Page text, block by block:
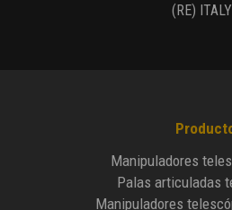
(RE) ITALY
Manipuladores
Palas articuladas
Manipuladores